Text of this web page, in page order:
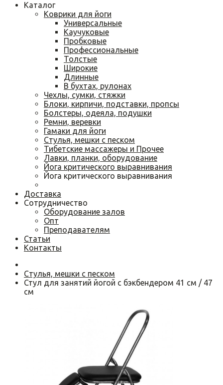
Каталог
Коврики для йоги
Универсальные
Каучуковые
Пробковые
Профессиональные
Толстые
Широкие
Длинные
В бухтах, рулонах
Чехлы, сумки, стяжки
Блоки, кирпичи, подставки, пропсы
Болстеры, одеяла, подушки
Ремни, веревки
Гамаки для йоги
Cтулья, мешки с песком
Тибетские массажеры и Прочее
Лавки, планки, оборудование
Йога критического выравнивания
Йога критического выравнивания
Доставка
Сотрудничество
Оборудование залов
Опт
Преподавателям
Статьи
Контакты
Cтулья, мешки с песком
Стул для занятий йогой с бэкбендером 41 см / 47
см